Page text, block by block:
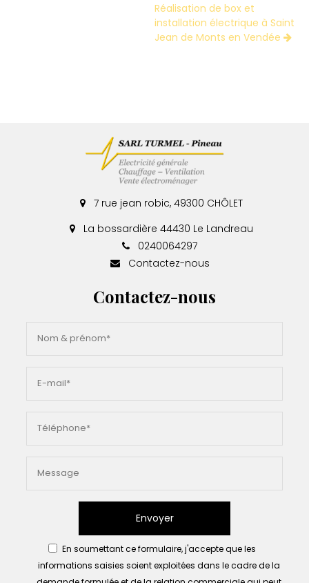
Réalisation de box et
installation électrique à Saint
Jean de Monts en Vendée
7 rue jean robic, 49300 CHÔLET
La bossardière 44430 Le Landreau
0240064297
Contactez-nous
Contactez-nous
Envoyer
En soumettant ce formulaire, j'accepte que les
informations saisies soient exploitées dans le cadre de la